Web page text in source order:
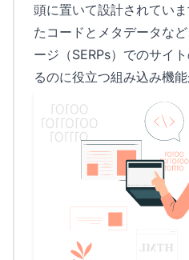
頭に置いて設計されてい
たコードとメタデータな
ージ（SERPs）でのサイ
るのに役立つ組み込み機能